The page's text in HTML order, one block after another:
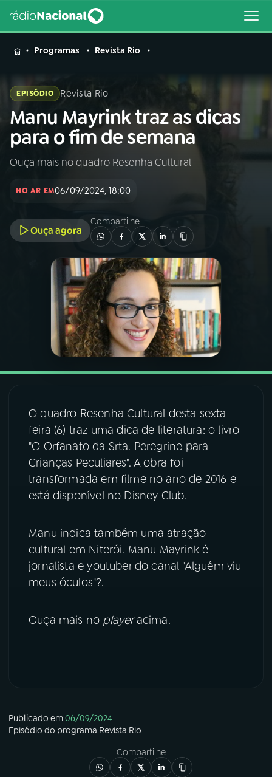
MENU
Buscar
na
Rádio
Nacional
Buscar
01INÍCIO
A RÁDIO
PROGRAMAÇÃO
PROGRAMAS
06
07ÚLTIMAS
08FESTIVAL DE MÚSICA
ACOMPANHE A RÁDIO NACIONAL
YouTube Facebook
TikTok
Programas Revista Rio
EPISÓDIO Revista Rio
Manu Mayrink traz as dicas
para o fim de semana
Ouça mais no quadro Resenha Cultural
NO AR EM06/09/2024, 18:00
Ouça agora
Compartilhe
O quadro Resenha Cultural desta sexta-
feira (6) traz uma dica de literatura: o livro
"O Orfanato da Srta. Peregrine para
Crianças Peculiares". A obra foi
transformada em filme no ano de 2016 e
está disponível no Disney Club.
Manu indica também uma atração
cultural em Niterói. Manu Mayrink é
jornalista e youtuber do canal "Alguém viu
meus óculos"?.
Ouça mais no playeracima.
Publicado em06/09/2024
Episódio do programa Revista Rio
Compartilhe